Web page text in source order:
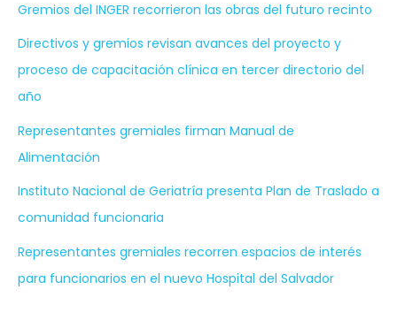
Gremios del INGER recorrieron las obras del futuro recinto
Directivos y gremios revisan avances del proyecto y
proceso de capacitación clínica en tercer directorio del
año
Representantes gremiales firman Manual de
Alimentación
Instituto Nacional de Geriatría presenta Plan de Traslado a
comunidad funcionaria
Representantes gremiales recorren espacios de interés
para funcionarios en el nuevo Hospital del Salvador